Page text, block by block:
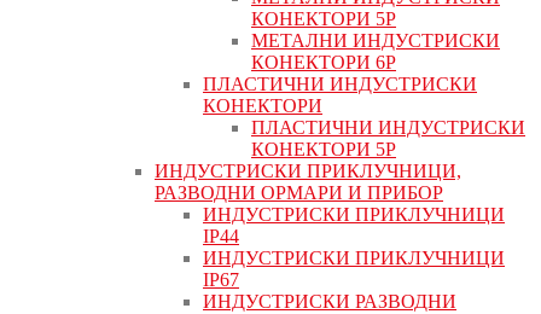
КОНЕКТОРИ 5P
МЕТАЛНИ ИНДУСТРИСКИ
КОНЕКТОРИ 6P
ПЛАСТИЧНИ ИНДУСТРИСКИ
КОНЕКТОРИ
ПЛАСТИЧНИ ИНДУСТРИСКИ
КОНЕКТОРИ 5P
ИНДУСТРИСКИ ПРИКЛУЧНИЦИ,
РАЗВОДНИ ОРМАРИ И ПРИБОР
ИНДУСТРИСКИ ПРИКЛУЧНИЦИ
IP44
ИНДУСТРИСКИ ПРИКЛУЧНИЦИ
IP67
ИНДУСТРИСКИ РАЗВОДНИ